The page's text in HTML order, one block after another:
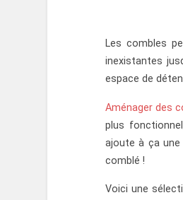
Les combles
inexistantes
espace de
Aménager des
plus
ajoute à ça une
comblé !
Voici une